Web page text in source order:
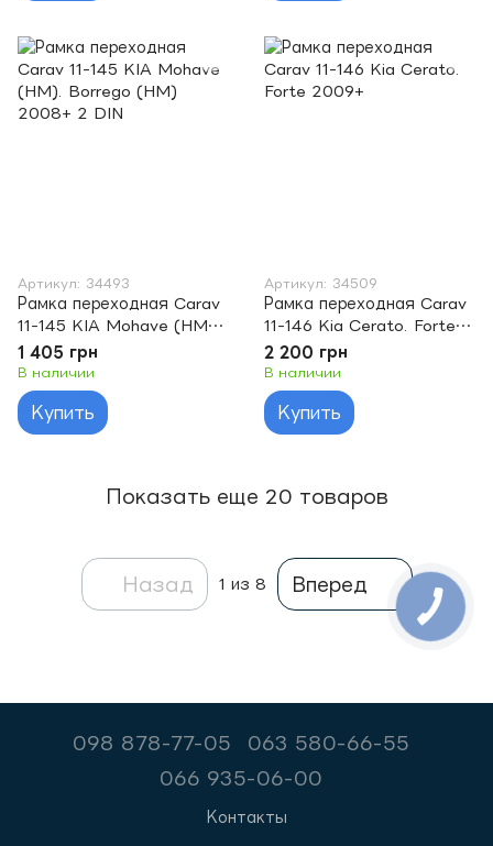
Артикул: 34493
Рамка переходная Carav
11-145 KIA Mohave (HM).
Borrego (HM) 2008+ 2
DIN
1 405 грн
В наличии
Купить
Артикул: 34509
Рамка переходная Carav
11-146 Kia Cerato. Forte
2009+
2 200 грн
В наличии
Купить
Показать еще 20 товаров
Назад 1 из 8 Вперед
098 878-77-05
063 580-66-55
066 935-06-00
Контакты